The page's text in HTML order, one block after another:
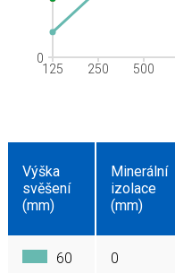
125 250 500
0
Výška
svěšení
(mm)
Minerální
izolace
(mm)
60 0